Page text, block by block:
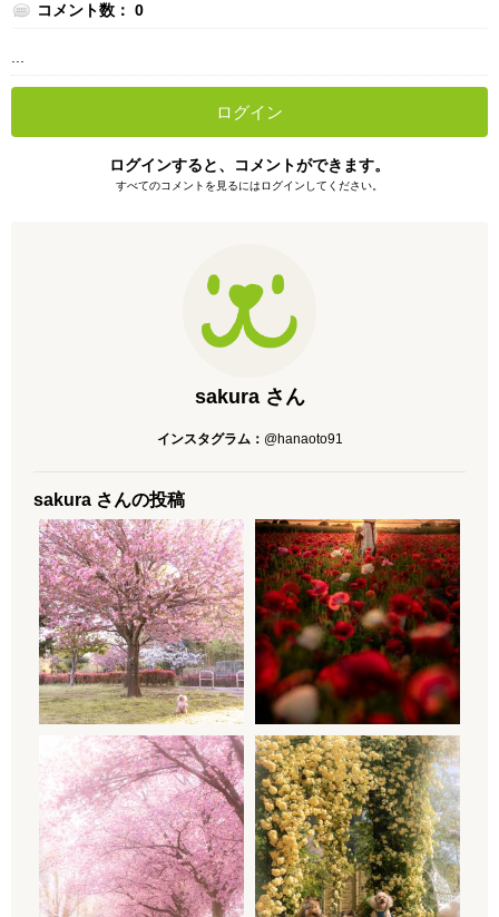
コメント数： 0
ログイン
ログインすると、コメントができます。
すべてのコメントを見るにはログインしてください。
sakura さん
インスタグラム： @hanaoto91
sakura さんの投稿